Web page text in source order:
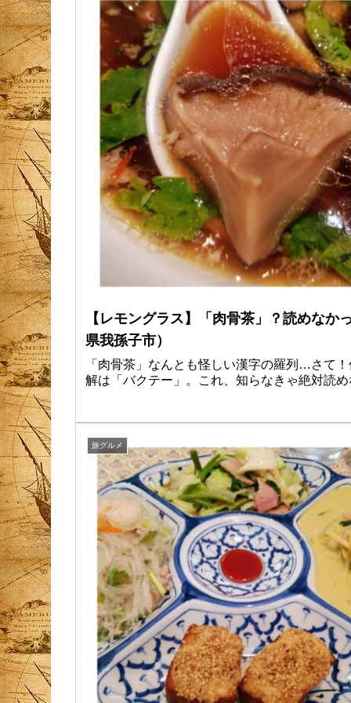
【レモングラス】「肉骨茶」？読めな
県我孫子市）
「肉骨茶」なんとも怪しい漢字の羅列…さて
解は「バクテー」。これ、知らなきゃ絶対読
旅グルメ